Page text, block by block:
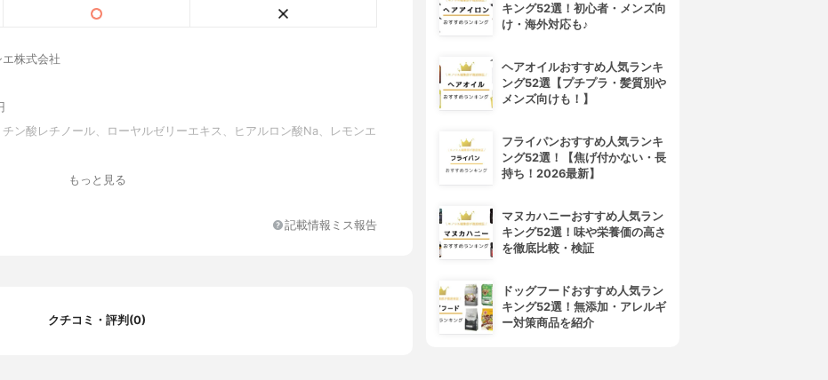
エ株式会社
ン酸レチノール、ローヤルゼリーエキス、ヒアルロン酸Na、レモンエ
もっと見る
記載情報ミス報告
クチコミ・評判(0)
キング52選！初心者・メンズ向
け・海外対応も♪
ヘアオイルおすすめ人気ランキ
ング52選【プチプラ・髪質別や
メンズ向けも！】
フライパンおすすめ人気ランキ
ング52選！【焦げ付かない・長
持ち！2026最新】
マヌカハニーおすすめ人気ラン
キング52選！味や栄養価の高さ
を徹底比較・検証
ドッグフードおすすめ人気ラン
キング52選！無添加・アレルギ
ー対策商品を紹介